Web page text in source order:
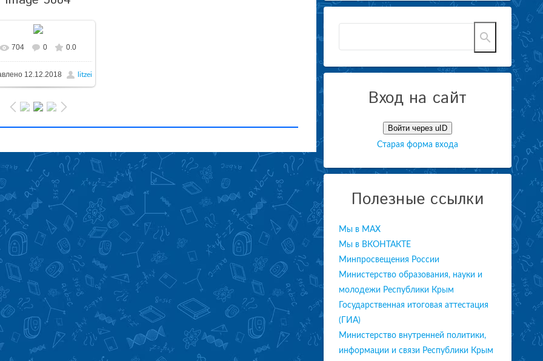
704 0 0.0
12.12.2018 litzei
Вход на сайт
Войти через uID
Старая форма входа
Полезные ссылки
Мы в МАХ
Мы в ВКОНТАКТЕ
Минпросвещения России
Министерство образования, науки и
молодежи Республики Крым
Государственная итоговая аттестация
(ГИА)
Министерство внутренней политики,
информации и связи Республики Крым